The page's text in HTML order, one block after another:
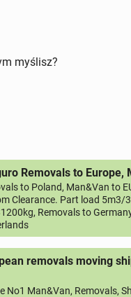
myślisz?
Removals to Europe,
to Poland, Man&Van to
Clearance. Part load 5m3/
Removals to
removals moving
No1 Man&Van, Removals,